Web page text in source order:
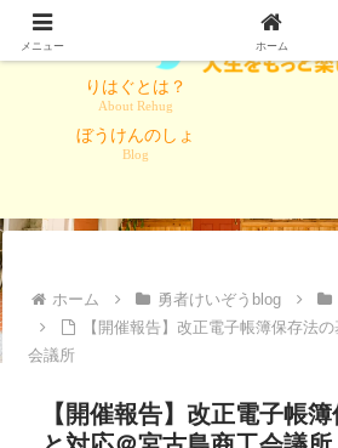
りはぐとは？
About Rehug
ぼうけんのしょ
Blog
ホーム 勇者けいぞうblog
【開催報告】改正電子帳簿保存法
会議所
【開催報告】改正電子帳
メニュー ホーム